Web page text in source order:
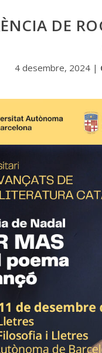
DE
4 desembre, 2024 |